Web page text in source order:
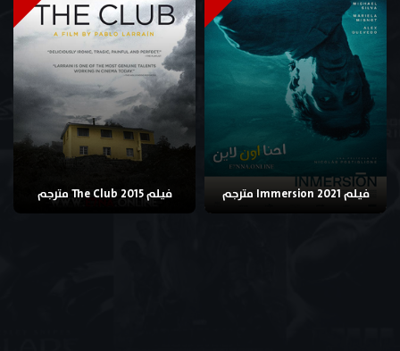
فيلم Immersion 2021 مترجم فيلم The Club 2015 مترجم